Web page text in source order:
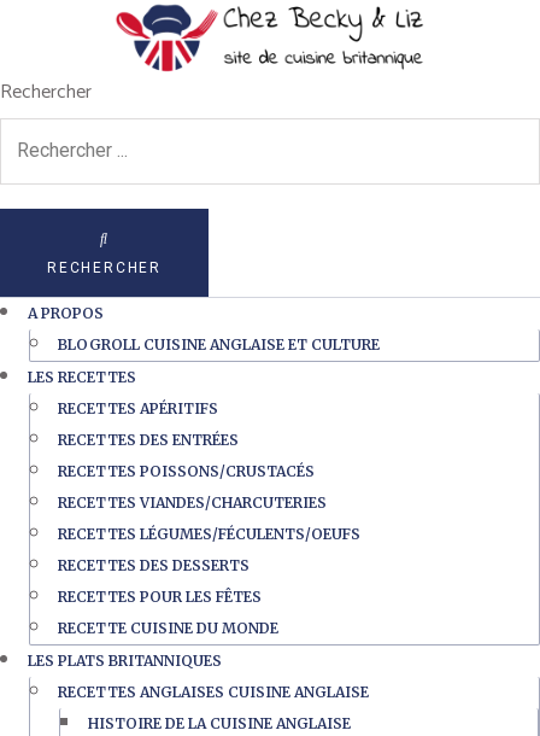
Rechercher
RECHERCHER
A PROPOS
BLOGROLL CUISINE ANGLAISE ET CULTURE
LES RECETTES
RECETTES APÉRITIFS
RECETTES DES ENTRÉES
RECETTES POISSONS/CRUSTACÉS
RECETTES VIANDES/CHARCUTERIES
RECETTES LÉGUMES/FÉCULENTS/OEUFS
RECETTES DES DESSERTS
RECETTES POUR LES FÊTES
RECETTE CUISINE DU MONDE
LES PLATS BRITANNIQUES
RECETTES ANGLAISES CUISINE ANGLAISE
HISTOIRE DE LA CUISINE ANGLAISE